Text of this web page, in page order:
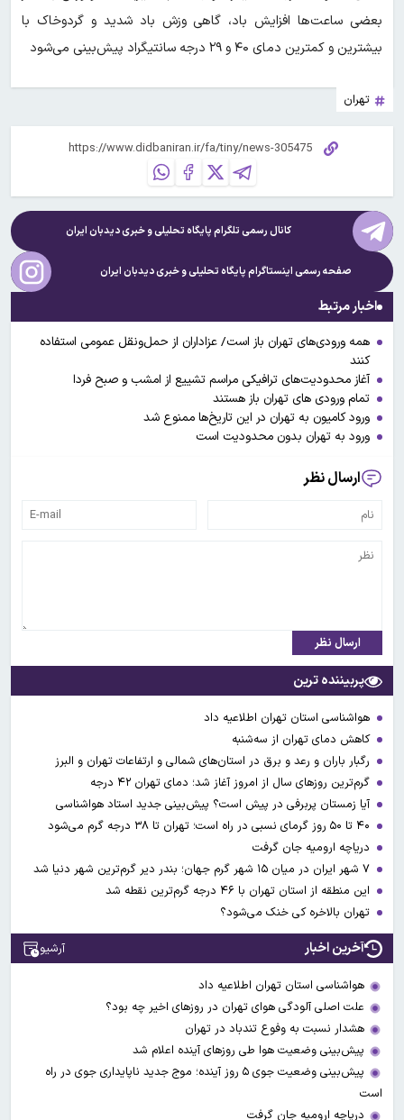
بعضی ساعت‌ها افزایش باد، گاهی وزش باد شدید و گردوخاک با
بیشترین و کمترین دمای ۴۰ و ۲۹ درجه سانتیگراد پیش‌بینی می‌شود
تهران
کانال رسمی تلگرام پایگاه تحلیلی و خبریدیدبان ایران
صفحه رسمی اینستاگرام پایگاه تحلیلی و خبریدیدبان ایران
اخبار مرتبط
همه ورودی‌های تهران باز است/ عزاداران از حمل‌ونقل عمومی استفاده
کنند
آغاز محدودیت‌های ترافیکی مراسم تشییع از امشب و صبح فردا
تمام ورودی های تهران باز هستند
ورود کامیون به تهران در این تاریخ‌ها ممنوع شد
ورود به تهران بدون محدودیت است
ارسال نظر
ارسال نظر
پربیننده ترین
هواشناسی استان تهران اطلاعیه داد
کاهش دمای تهران از سه‌شنبه
رگبار باران و رعد و برق در استان‌های شمالی و ارتفاعات تهران و البرز
گرم‌ترین روزهای سال از امروز آغاز شد؛ دمای تهران ۴۲ درجه
آیا زمستان پربرفی در پیش است؟ پیش‌بینی جدید استاد هواشناسی
دریاچه ارومیه جان گرفت
این منطقه از استان تهران با ۴۶ درجه گرم‌ترین نقطه شد
تهران بالاخره کی خنک می‌شود؟
آخرین اخبار آرشیو
هواشناسی استان تهران اطلاعیه داد
علت اصلی آلودگی هوای تهران در روزهای اخیر چه بود؟
هشدار نسبت به وفوع تندباد در تهران
پیش‌بینی وضعیت هوا طی روزهای آینده اعلام شد
پیش‌بینی وضعیت جوی ۵ روز آینده؛ موج جدید ناپایداری جوی در راه
است
دریاچه ارومیه جان گرفت